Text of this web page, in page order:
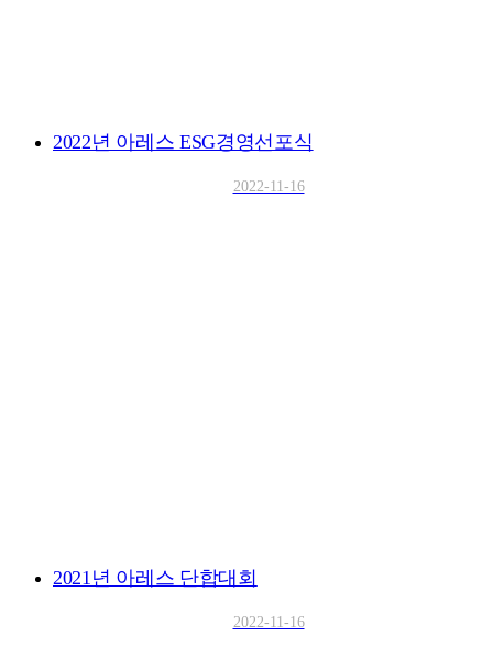
2022년 아레스 ESG경영선포식
2022-11-16
2021년 아레스 단합대회
2022-11-16